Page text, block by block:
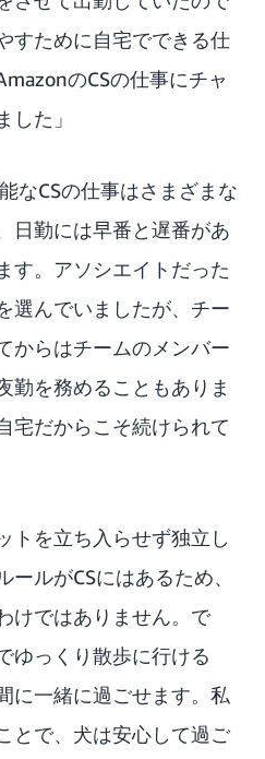
すために自宅でできる仕
のCSの仕事にチャ
した」
なCSの仕事はさまざまな
日勤には早番と遅番があ
す。アソシエイトだった
選んでいましたが、チー
からはチームのメンバー
勤を務めることもありま
宅だからこそ続けられて
トを立ち入らせず独立し
ルがCSにはあるため、
けではありません。で
ゆっくり散歩に行ける
に一緒に過ごせます。私
とで、犬は安心して過ご